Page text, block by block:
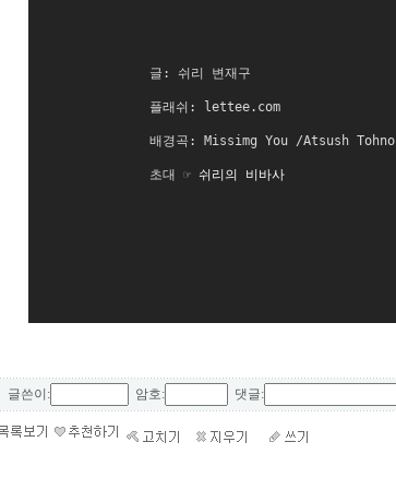
글: 쉬리 변재구
플래쉬: lettee.com
배경곡: Missimg You /Atsush Tohno
초대 ☞ 쉬리의 비바사
글쓴이: 암호: 댓글: